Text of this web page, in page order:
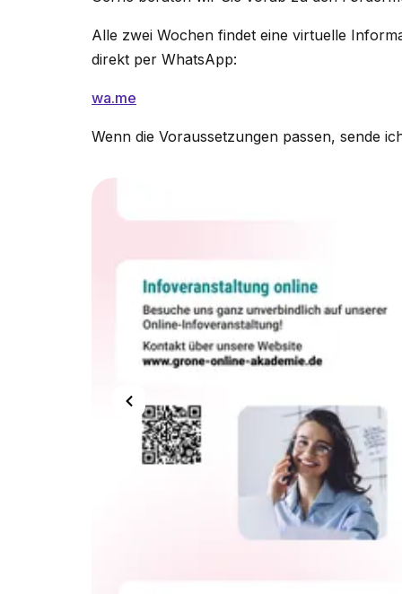
Alle zwei Wochen findet eine virtuelle
direkt per WhatsApp:
wa.me
Wenn die Voraussetzungen passen, sende